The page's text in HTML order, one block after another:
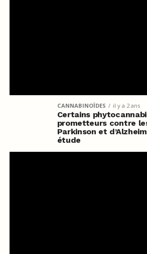
CANNABINOÏDES il y a 2 ans
Certains
prometteurs contre
Parkinson et
étude